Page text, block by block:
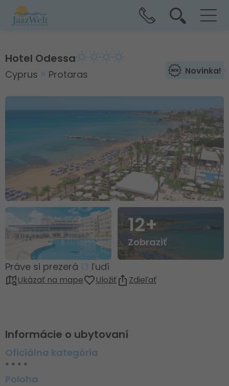
Hotel Odessa
Cyprus Protaras Novinka!
12+
Zobraziť
Práve si prezerá 13 ľudí
Ukázať na mape Uložiť Zdieľať
Informácie o ubytovaní
Oficiálna kategória
* * * *
Poloha